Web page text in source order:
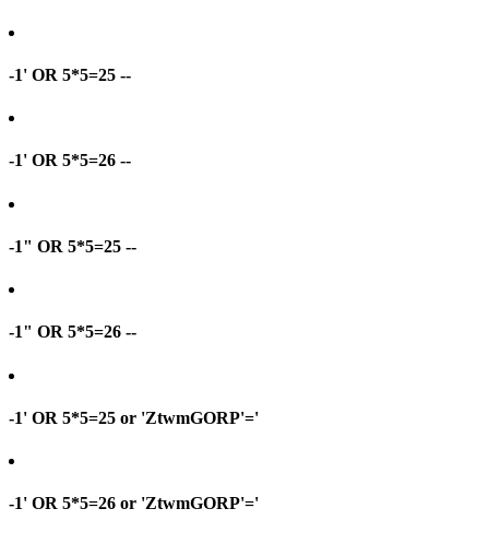
-1' OR 5*5=25 --
-1' OR 5*5=26 --
-1" OR 5*5=25 --
-1" OR 5*5=26 --
-1' OR 5*5=25 or 'ZtwmGORP'='
-1' OR 5*5=26 or 'ZtwmGORP'='